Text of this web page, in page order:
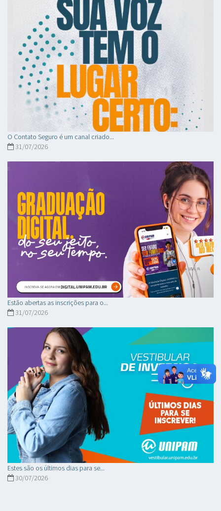
O Contato Seguro é um canal criado...
31/07/2026
Estão abertas as inscrições para o...
31/07/2026
Estes são os últimos dias para se...
30/07/2026